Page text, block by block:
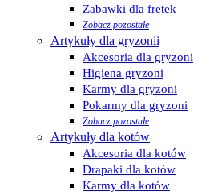
Zabawki dla fretek
Zobacz pozostałe
Artykuły dla gryzonii
Akcesoria dla gryzoni
Higiena gryzoni
Karmy dla gryzoni
Pokarmy dla gryzoni
Zobacz pozostałe
Artykuły dla kotów
Akcesoria dla kotów
Drapaki dla kotów
Karmy dla kotów